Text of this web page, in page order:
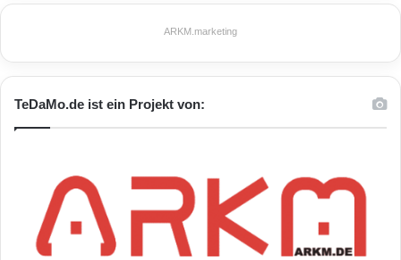
ARKM.marketing
TeDaMo.de ist ein Projekt von: